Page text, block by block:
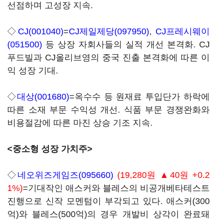
선점하며 고성장 지속.
◇ CJ(001040)=CJ제일제당(097950), CJ프레시웨이
(051500) 등 상장 자회사들의 실적 개선 본격화. CJ
푸드빌과 CJ올리브영의 중국 진출 본격화에 따른 이
익 성장 기대.
◇대상(001680)=옥수수 등 원재료 투입단가 하락에
따른 소재 부문 수익성 개선. 식품 부문 경쟁완화와
비용절감에 따른 마진 상승 기조 지속.
<중소형 성장 가치주>
◇ 네오위즈게임즈(095660) (19,280원 ▲40원 +0.2
1%)=기대작인 애스커와 블레스의 비공개베타테스트
진행으로 신작 모멘텀이 부각되고 있다. 애스커(300
억)와 블레스(500억)의 경우 개발비 상각이 완료돼